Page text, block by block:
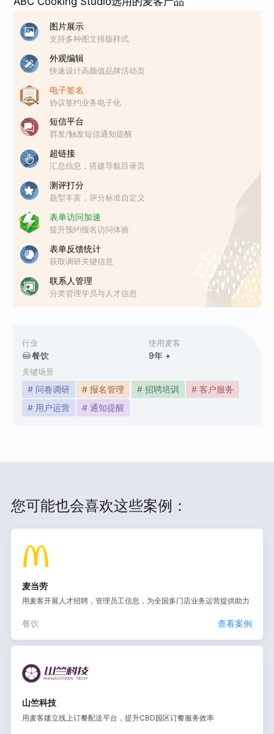
行业
餐饮
使用麦客
9年 +
关键场景
# 问卷调研 # 报名管理 # 招聘培训
# 客户服务
# 用户运营
# 通知提醒
图片展示
支持多种图文排版样式
外观编辑
快速设计高颜值品牌活动页
电子签名
协议签约业务电子化
短信平台
群发/触发短信通知提醒
超链接
汇总信息，搭建导航目录页
测评打分
题型丰富，评分标准自定义
表单访问加速
提升预约报名访问体验
表单反馈统计
获取调研关键信息
联系人管理
分类管理学员与人才信息
您可能也会喜欢这些案例：
麦当劳
用麦客开展人才招聘，管理员工信息，为全国多门店业务运营提供助力
餐饮 查看案例
山竺科技
用麦客建立线上订餐配送平台，提升CBD园区订餐服务效率